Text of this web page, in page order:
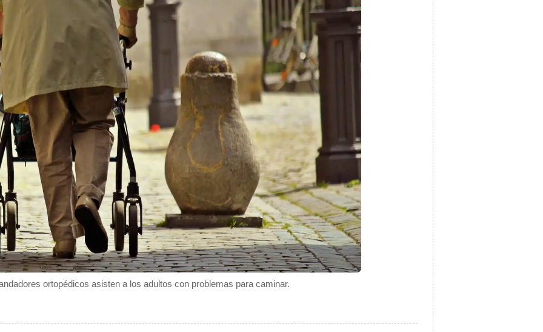
ortopédicos asisten a los adultos con problemas para caminar.